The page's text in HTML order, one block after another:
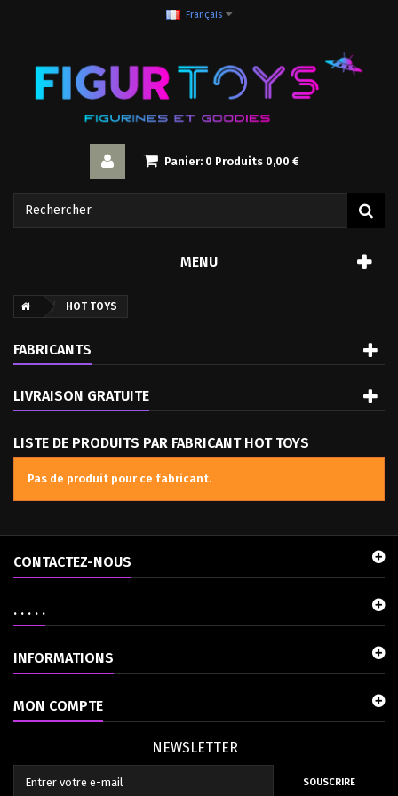
Français
Panier: 0 Produits 0,00 €
MENU
HOT TOYS
FABRICANTS
LIVRAISON GRATUITE
LISTE DE PRODUITS PAR FABRICANT HOT TOYS
Pas de produit pour ce fabricant.
CONTACTEZ-NOUS
. . . . .
INFORMATIONS
MON COMPTE
NEWSLETTER
SOUSCRIRE